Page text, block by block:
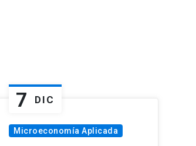
7 DIC
Microeconomía Aplicada